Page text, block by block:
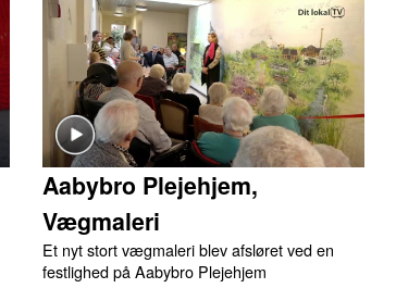
Aabybro Plejehjem,
Vægmaleri
Et nyt stort vægmaleri blev afsløret ved en
festlighed på Aabybro Plejehjem